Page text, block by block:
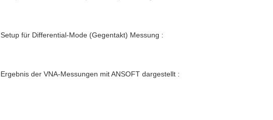
Setup für Differential-Mode (Gegentakt) Messung :
Ergebnis der VNA-Messungen mit ANSOFT dargestellt :